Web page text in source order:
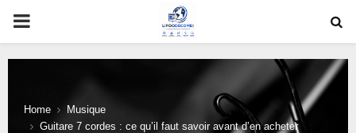
PRIMARY
MENU
Home
Musique
Guitare 7 cordes : ce qu’il faut savoir avant d’en acheter